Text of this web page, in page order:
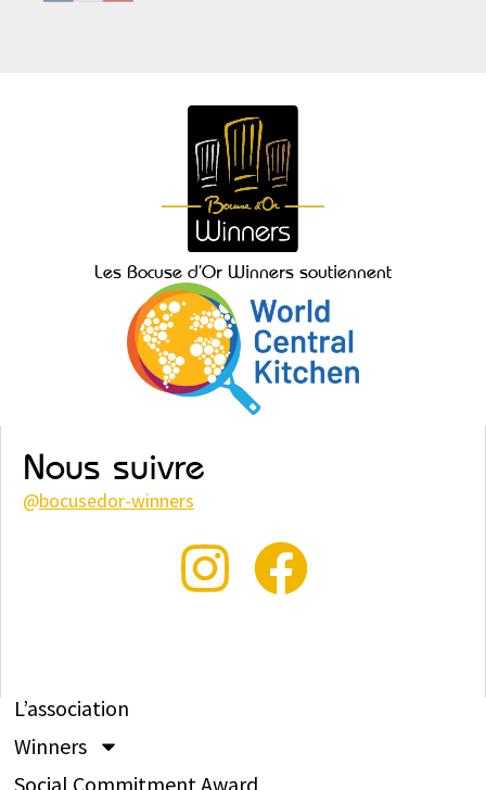
Les Bocuse d’Or Winners soutiennent
Nous suivre
@bocusedor-winners
L’association
Winners
Social Commitment Award